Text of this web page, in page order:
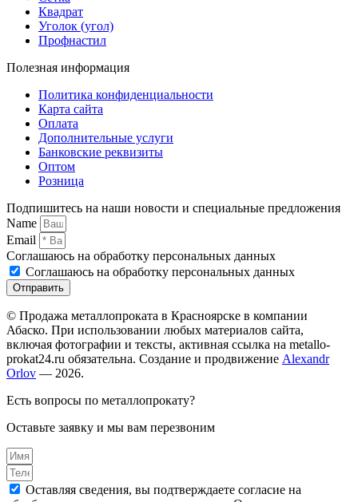
Квадрат
Уголок (угол)
Профнастил
Полезная информация
Политика конфиденциальности
Карта сайта
Оплата
Дополнительные услуги
Банковские реквизиты
Оптом
Розница
Подпишитесь на наши новости и специальные предложения
Name
Email
Соглашаюсь на обработку персональных данных
Соглашаюсь на обработку персональных данных
Отправить
© Продажа металлопроката в Красноярске в компании
Абаско. При использовании любых материалов сайта,
включая фотографии и тексты, активная ссылка на metallo-
prokat24.ru обязательна. Создание и продвижение Alexandr
Orlov — 2026.
Есть вопросы по металлопрокату?
Оставьте заявку и мы вам перезвоним
Оставляя сведения, вы подтверждаете согласие на